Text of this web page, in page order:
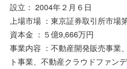
設立： 2004年２月６日
上場市場 ：東京証券取引所市場
資本金 ：５億9,666万円
事業内容 ：不動産開発販売事業
ト事業、不動産クラウドファン